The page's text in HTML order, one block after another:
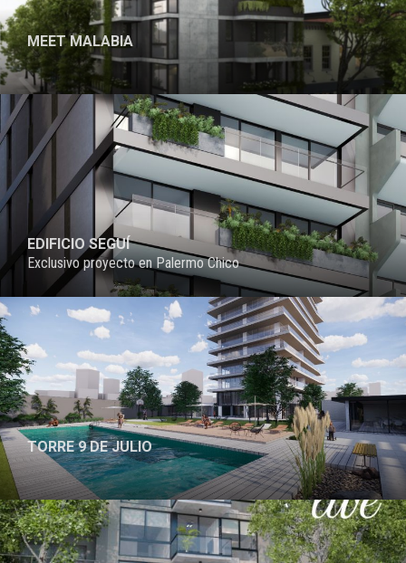
MEET MALABIA
PROYECTO
EDIFICIO SEGUÍ
Exclusivo proyecto en Palermo Chico
PROYECTO
TORRE 9 DE JULIO
PROYECTO